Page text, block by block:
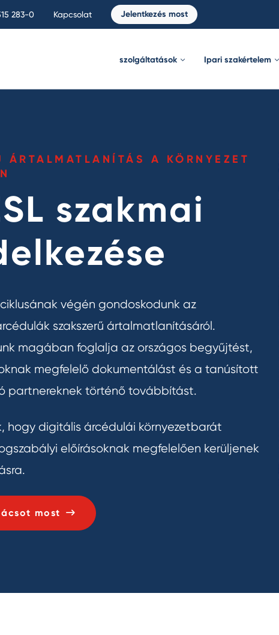
283-0 Kapcsolat Jelentkezés most
szolgáltatások Ipari szakértelem
ÁRTALMATLANÍTÁS A KÖRNYEZET
szakmai
végén gondoskodunk az
szakszerű ártalmatlanításáról.
magában foglalja az országos begyűjtést,
megfelelő dokumentálást és a tanúsított
partnereknek történő továbbítást.
hogy digitális árcédulái környezetbarát
előírásoknak megfelelően kerüljenek
most